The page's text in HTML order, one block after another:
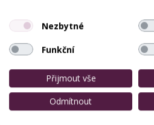
služby…
Salon Marylin
Macharova 6 ,
Profesionalní studio
Nezbytné
Funkční
Přijmout vše
Odmítnout